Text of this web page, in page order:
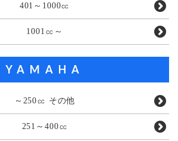
401～1000㏄
1001㏄～
YAMAHA
～250㏄ その他
251～400㏄